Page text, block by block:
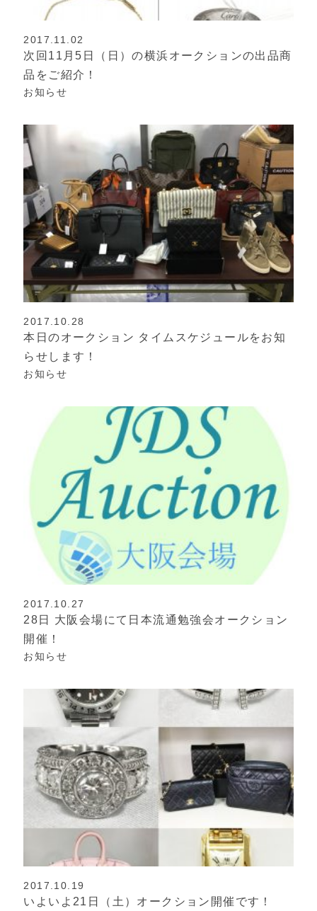
2017.11.02
次回11月5日（日）の横浜オークションの出品商
品をご紹介！
お知らせ
2017.10.28
本日のオークション タイムスケジュールをお知
らせします！
お知らせ
2017.10.27
28日 大阪会場にて日本流通勉強会オークション
開催！
お知らせ
2017.10.19
いよいよ21日（土）オークション開催です！